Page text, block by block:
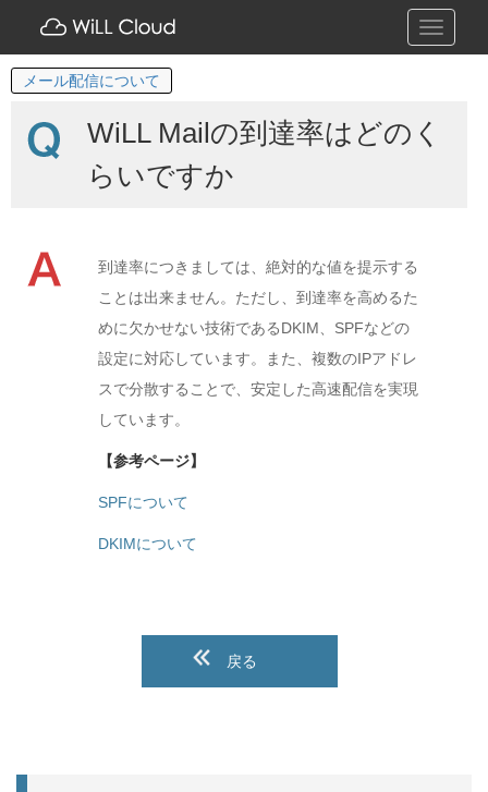
Toggle
メール配信について
WiLL Mailの到達率はどのく
らいですか
到達率につきましては、絶対的な値を提示する
ことは出来ません。ただし、到達率を高めるた
めに欠かせない技術であるDKIM、SPFなどの
設定に対応しています。また、複数のIPアドレ
スで分散することで、安定した高速配信を実現
しています。
【参考ページ】
SPFについて
DKIMについて
戻る